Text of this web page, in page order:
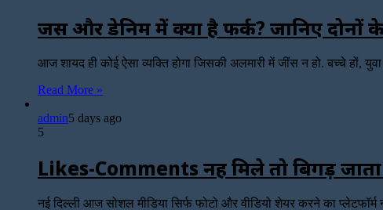
जींस और डेनिम में क्या है फर्क? जानिए दोनों
आज शायद ही कोई ऐसा व्यक्ति होगा जिसकी अलमारी में जींस न हो. बच्चे हों,
Read More »
admin5 days ago
5
Likes-Comments नहीं मिले तो बिगड़
नई दिल्ली आज सोशल मीडिया सिर्फ फोटो और वीडियो शेयर करने का